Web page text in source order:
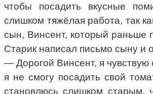
чтобы посадить вкусные
слишком тяжёлая работа, так
сын, Винсент, который раньше
Старик написал письмо сыну и
— Дорогой Винсент, я чувствую
я не смогу посадить свой
становлюсь слишком старым,